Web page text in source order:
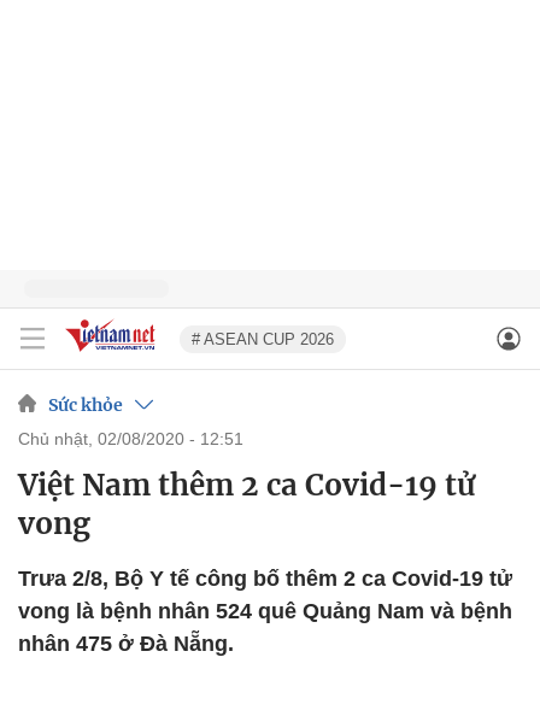
# ASEAN CUP 2026
Sức khỏe
chủ nhật, 02/08/2020 - 12:51
Việt Nam thêm 2 ca Covid-19 tử
vong
Trưa 2/8, Bộ Y tế công bố thêm 2 ca Covid-19 tử
vong là bệnh nhân 524 quê Quảng Nam và bệnh
nhân 475 ở Đà Nẵng.